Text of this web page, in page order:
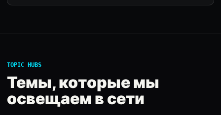
TOPIC HUBS
Темы, которые мы
освещаем в сети